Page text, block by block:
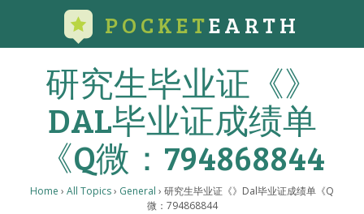
POCKETEARTH
研究生毕业证《》
DAL毕业证成绩单
《Q微：794868844
Home › All Topics› General › 研究生毕业证《》Dal毕业证成绩单《Q
微：794868844